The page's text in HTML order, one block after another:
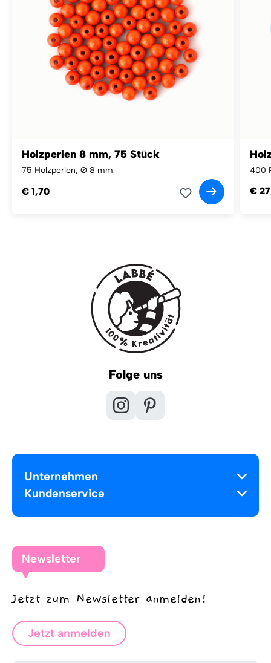
Holzperlen 8 mm, 75 Stück
75 Holzperlen, Ø 8 mm
€ 1,70
400
€
Folge uns
Unternehmen
Kundenservice
Newsletter
Jetzt zum Newsletter anmelden!
Jetzt anmelden